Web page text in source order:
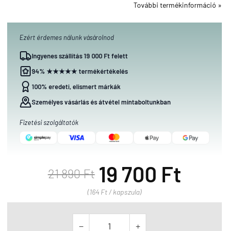
További termékinformáció »
Ezért érdemes nálunk vásárolnod
Ingyenes szállítás 19 000 Ft felett
94% ★★★★★ termékértékelés
100% eredeti, elismert márkák
Személyes vásárlás és átvétel mintaboltunkban
Fizetési szolgáltatók
21 890 Ft 19 700 Ft
(164 Ft / kapszula)
 